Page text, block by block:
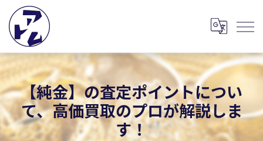
【純金】の査定ポイントについ
て、高価買取のプロが解説しま
す！